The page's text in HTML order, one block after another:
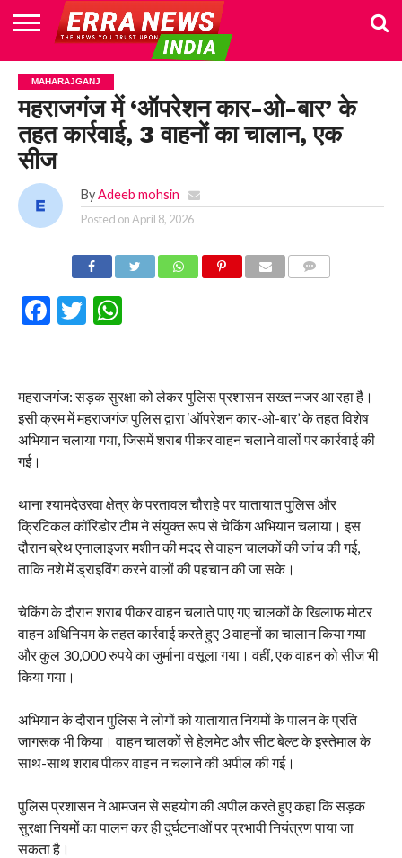
HOME
POLITICS
NEWS
BUSINESS
CULTURE
NATIONAL
SPORTS
LIFESTYLE
TRAVEL
OPINION
BREAKING
NEWS
ENTERTAINMENT
WORLD
CRIME
JOIN
US
MAHARAJGANJ
महराजगंज में ‘ऑपरेशन कार-ओ-बार’ के
तहत कार्रवाई, 3 वाहनों का चालान, एक
सीज
By Adeeb mohsin
Posted onApril 8, 2026
Facebook
Twitter
WhatsApp
महराजगंज: सड़क सुरक्षा को लेकर पुलिस प्रशासन सख्त नजर आ रहा है।
इसी क्रम में महराजगंज पुलिस द्वारा ‘ऑपरेशन कार-ओ-बार’ के तहत विशेष
अभियान चलाया गया, जिसमें शराब पीकर वाहन चलाने वालों पर कार्रवाई की
गई।
थाना श्यामदेउरवा क्षेत्र के परतावल चौराहे पर यातायात पुलिस और
क्रिटिकल कॉरिडोर टीम ने संयुक्त रूप से चेकिंग अभियान चलाया। इस
दौरान ब्रेथ एनालाइजर मशीन की मदद से वाहन चालकों की जांच की गई,
ताकि नशे में ड्राइविंग करने वालों की पहचान की जा सके।
चेकिंग के दौरान शराब पीकर वाहन चलाते पाए गए चालकों के खिलाफ मोटर
वाहन अधिनियम के तहत कार्रवाई करते हुए 3 वाहनों का चालान किया गया
और कुल 30,000 रुपये का जुर्माना वसूला गया। वहीं, एक वाहन को सीज भी
किया गया।
अभियान के दौरान पुलिस ने लोगों को यातायात नियमों के पालन के प्रति
जागरूक भी किया। वाहन चालकों से हेलमेट और सीट बेल्ट के इस्तेमाल के
साथ-साथ शराब पीकर वाहन न चलाने की अपील की गई।
पुलिस प्रशासन ने आमजन से सहयोग की अपील करते हुए कहा कि सड़क
सुरक्षा नियमों का पालन कर ही दुर्घटनाओं पर प्रभावी नियंत्रण पाया जा
सकता है।